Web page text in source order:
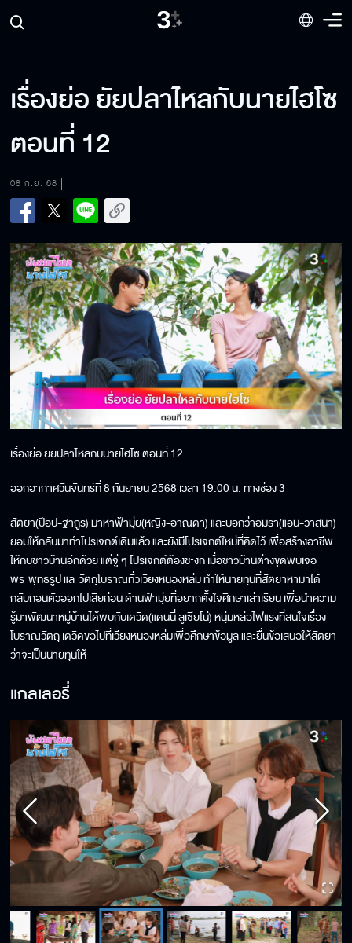
เรื่องย่อ ยัยปลาไหลกับนายไฮโซ
ตอนที่ 12
08 ก.ย. 68
เรื่องย่อ ยัยปลาไหลกับนายไฮโซ ตอนที่ 12
ออกอากาศวันจันทร์ที่ 8 กันยายน 2568 เวลา 19.00 น. ทางช่อง 3
สัตยา(ป๊อป-ฐากูร) มาหาฟ้ามุ่ย(หญิง-อาณดา) และบอกว่าอมรา(แอน-วาสนา)
ยอมให้กลับมาทำโปรเจกต์เดิมแล้ว และยังมีโปรเจกต์ใหม่ที่คิดไว้ เพื่อสร้างอาชีพ
ให้กับชาวบ้านอีกด้วย แต่จู่ ๆ โปรเจกต์ต้องชะงัก เมื่อชาวบ้านต่างขุดพบเจอ
พระพุทธรูป และวัตถุโบราณทั่วเวียงหนองหล่ม ทำให้นายทุนที่สัตยาหามาได้
กลับถอนตัวออกไปเสียก่อน ด้านฟ้ามุ่ยที่อยากตั้งใจศึกษาเล่าเรียน เพื่อนำความ
รู้มาพัฒนาหมู่บ้านได้พบกับเดวิด(แดนนี่ ลูเซียโน่) หนุ่มหล่อไฟแรงที่สนใจเรื่อง
โบราณวัตถุ เดวิดขอไปที่เวียงหนองหล่มเพื่อศึกษาข้อมูล และยื่นข้อเสนอให้สัตยา
ว่าจะเป็นนายทุนให้
แกลเลอรี่